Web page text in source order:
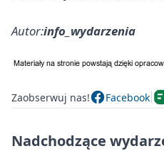
Autor:info_wydarzenia
Zaobserwuj nas! Facebook
Nadchodzące